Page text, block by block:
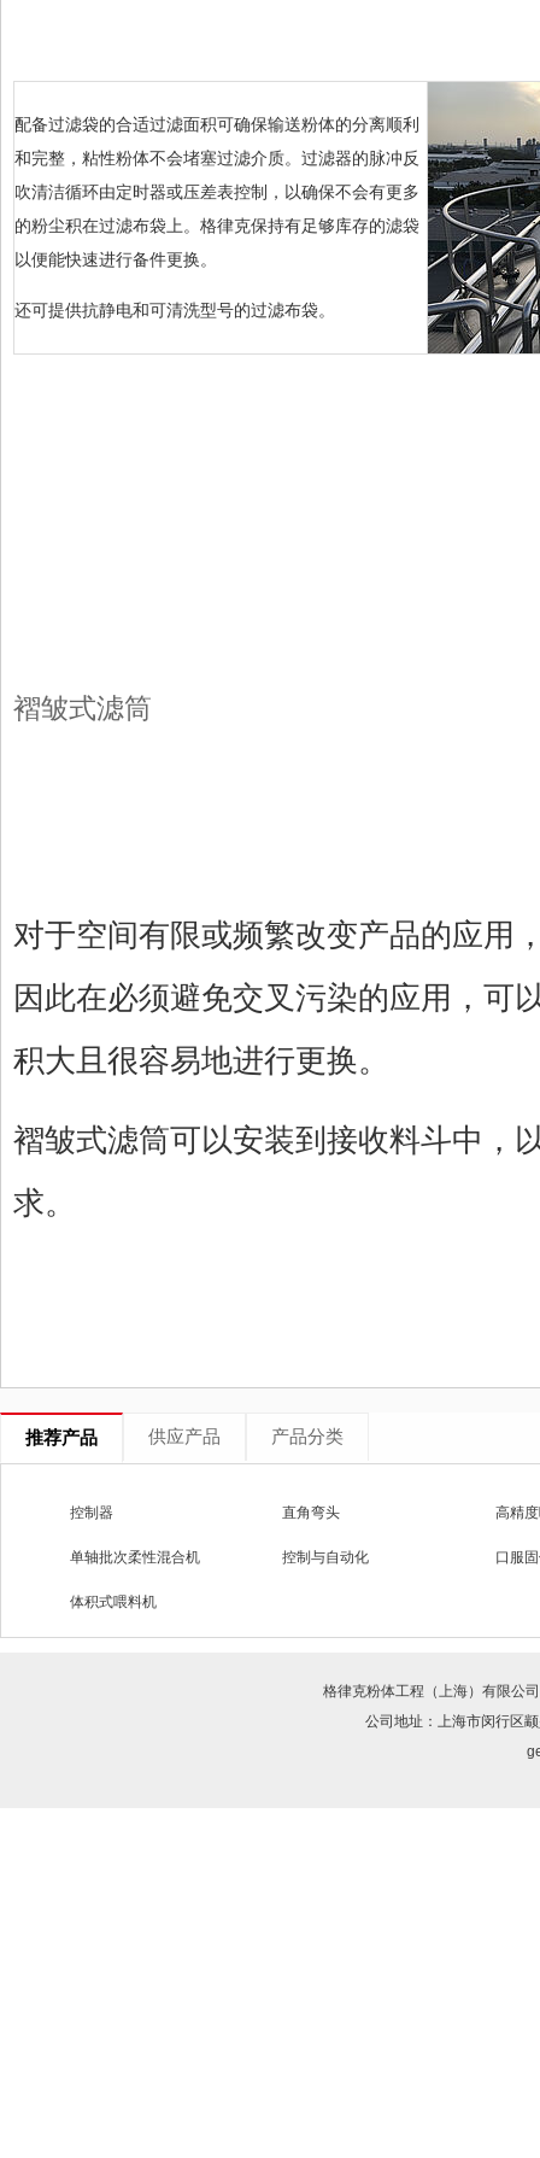
配备过滤袋的合适过滤面积可确保输送粉体的分离顺利
和完整，粘性粉体不会堵塞过滤介质。过滤器的脉冲反
吹清洁循环由定时器或压差表控制，以确保不会有更多
的粉尘积在过滤布袋上。格律克保持有足够库存的滤袋
以便能快速进行备件更换。
还可提供抗静电和可清洗型号的过滤布袋。
褶皱式滤筒
对于空间有限或频繁改变产品的应用
因此在必须避免交叉污染的应用，可
积大且很容易地进行更换。
褶皱式滤筒可以安装到接收料斗中，
求。
推荐产品 供应产品 产品分类
控制器 直角弯头 高精
单轴批次柔性混合机 控制与自动化 口服
体积式喂料机
格律克粉体工程（上海）有限公司
公司地址：上海市闵行区